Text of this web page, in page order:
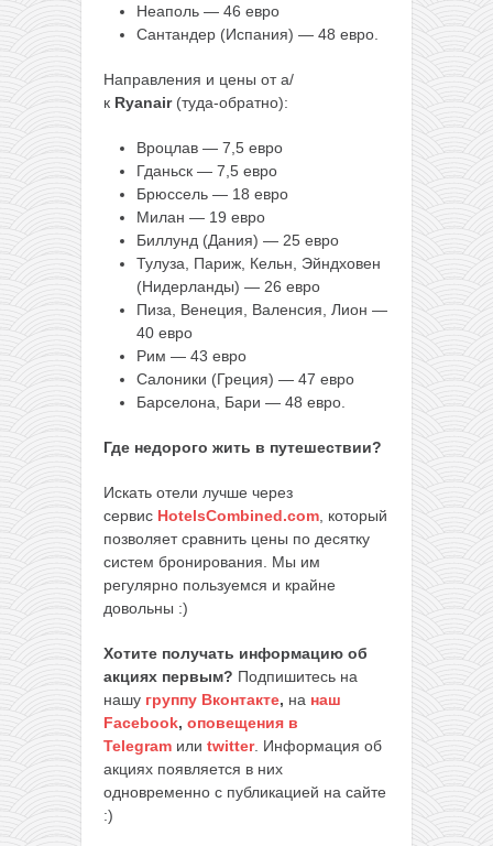
Неаполь — 46 евро
Сантандер (Испания) — 48 евро.
Направления и цены от а/
к Ryanair(туда-обратно):
Вроцлав — 7,5 евро
Гданьск — 7,5 евро
Брюссель — 18 евро
Милан — 19 евро
Биллунд (Дания) — 25 евро
Тулуза, Париж, Кельн, Эйндховен
(Нидерланды) — 26 евро
Пиза, Венеция, Валенсия, Лион —
40 евро
Рим — 43 евро
Салоники (Греция) — 47 евро
Барселона, Бари — 48 евро.
Где недорого жить в путешествии?
Искать отели лучше через
сервис HotelsCombined.com , который
позволяет сравнить цены по десятку
систем бронирования. Мы им
регулярно пользуемся и крайне
довольны :)
Хотите получать информацию об
акциях первым? Подпишитесь на
нашу группу Вконтакте, на наш
Facebook, оповещения в
Telegram или twitter. Информация об
акциях появляется в них
одновременно с публикацией на сайте
:)